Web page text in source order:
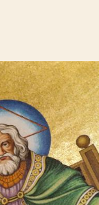
Lawrence Lew, OP